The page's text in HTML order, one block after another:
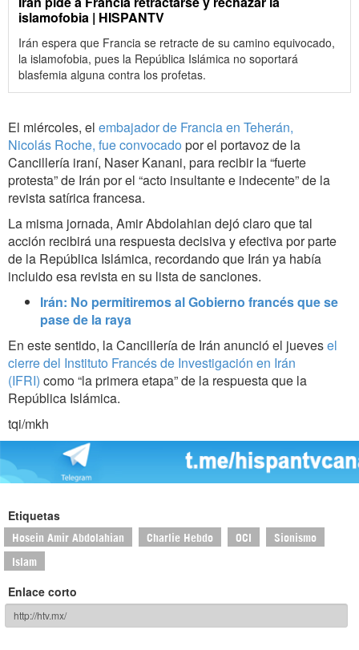
islamofobia | HISPANTV
Irán espera que Francia se retracte de su camino equivocado,
la islamofobia, pues la República Islámica no soportará
blasfemia alguna contra los profetas.
El miércoles, el embajador de Francia en Teherán,
Nicolás Roche, fue convocado por el portavoz de la
Cancillería iraní, Naser Kanani, para recibir la “fuerte
protesta” de Irán por el “acto insultante e indecente” de la
revista satírica francesa.
La misma jornada, Amir Abdolahian dejó claro que tal
acción recibirá una respuesta decisiva y efectiva por parte
de la República Islámica, recordando que Irán ya había
incluido esa revista en su lista de sanciones.
Irán: No permitiremos al Gobierno francés que se
pase de la raya
En este sentido, la Cancillería de Irán anunció el juevesel
cierre del Instituto Francés de Investigación en Irán
(IFRI) como “la primera etapa” de la respuesta que la
República Islámica.
tqi/mkh
Etiquetas
Hosein Amir Abdolahian Charlie Hebdo OCI Sionismo
Islam
Enlace corto